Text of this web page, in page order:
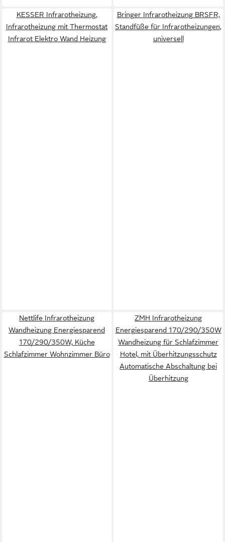
KESSER Infrarotheizung,
Infrarotheizung mit Thermostat
Infrarot Elektro Wand Heizung
Bringer Infrarotheizung BRSFR,
Standfüße für Infrarotheizungen,
universell
Nettlife Infrarotheizung
Wandheizung Energiesparend
170/290/350W, Küche
Schlafzimmer Wohnzimmer Büro
ZMH Infrarotheizung
Energiesparend 170/290/350W
Wandheizung für Schlafzimmer
Hotel, mit Überhitzungsschutz
Automatische Abschaltung bei
Überhitzung